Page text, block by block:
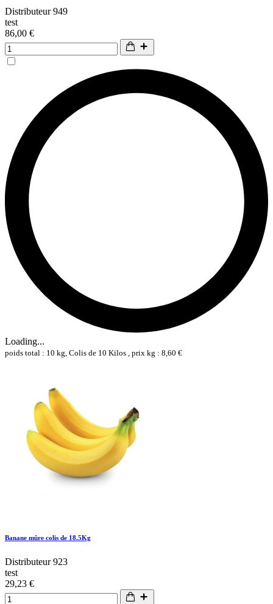
Distributeur 949
test
86,00 €
Loading...
poids total : 10 kg, Colis de 10 Kilos , prix kg : 8,60 €
Banane mûre colis de 18.5Kg
Distributeur 923
test
29,23 €